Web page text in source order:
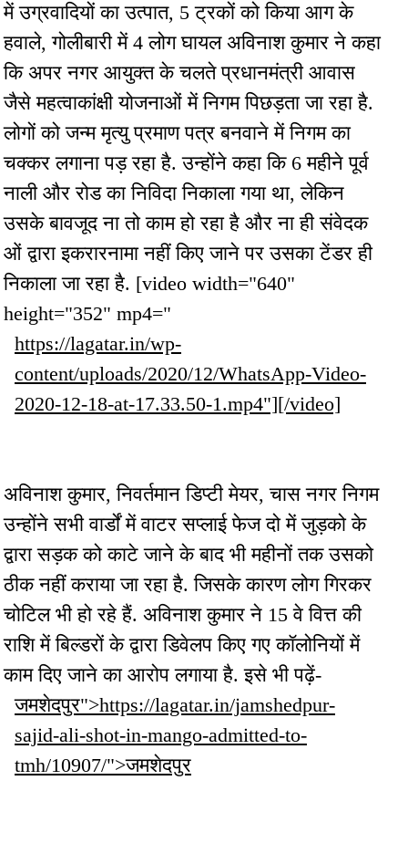
में उग्रवादियों का उत्पात, 5 ट्रकों को किया आग के
हवाले, गोलीबारी में 4 लोग घायल अविनाश कुमार ने कहा
कि अपर नगर आयुक्त के चलते प्रधानमंत्री आवास
जैसे महत्वाकांक्षी योजनाओं में निगम पिछड़ता जा रहा है.
लोगों को जन्म मृत्यु प्रमाण पत्र बनवाने में निगम का
चक्कर लगाना पड़ रहा है. उन्होंने कहा कि 6 महीने पूर्व
नाली और रोड का निविदा निकाला गया था, लेकिन
उसके बावजूद ना तो काम हो रहा है और ना ही संवेदक
ओं द्वारा इकरारनामा नहीं किए जाने पर उसका टेंडर ही
निकाला जा रहा है. [video width="640"
height="352" mp4="
https://lagatar.in/wp-
content/uploads/2020/12/WhatsApp-Video-
2020-12-18-at-17.33.50-1.mp4"][/video]
अविनाश कुमार, निवर्तमान डिप्टी मेयर, चास नगर निगम
उन्होंने सभी वार्डों में वाटर सप्लाई फेज दो में जुड़को के
द्वारा सड़क को काटे जाने के बाद भी महीनों तक उसको
ठीक नहीं कराया जा रहा है. जिसके कारण लोग गिरकर
चोटिल भी हो रहे हैं. अविनाश कुमार ने 15 वे वित्त की
राशि में बिल्डरों के द्वारा डिवेलप किए गए कॉलोनियों में
काम दिए जाने का आरोप लगाया है. इसे भी पढ़ें-
जमशेदपुर">https://lagatar.in/jamshedpur-
sajid-ali-shot-in-mango-admitted-to-
tmh/10907/">जमशेदपुर